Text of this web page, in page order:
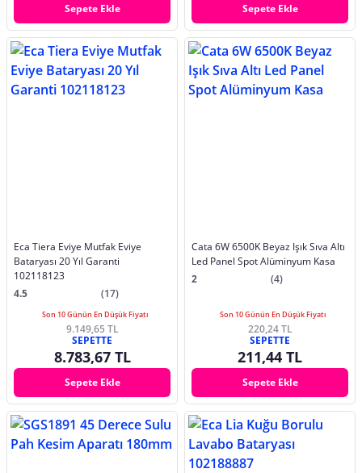
Sepete Ekle Sepete Ekle
Eca Tiera Eviye Mutfak Eviye
Bataryası 20 Yıl Garanti
102118123
4.5
(17)
Son 10 Günün En Düşük Fiyatı
9.149,65 TL
SEPETTE
8.783,67 TL
Sepete Ekle
Cata 6W 6500K Beyaz Işık Sıva Altı
Led Panel Spot Alüminyum Kasa
2
(4)
Son 10 Günün En Düşük Fiyatı
220,24 TL
SEPETTE
211,44 TL
Sepete Ekle